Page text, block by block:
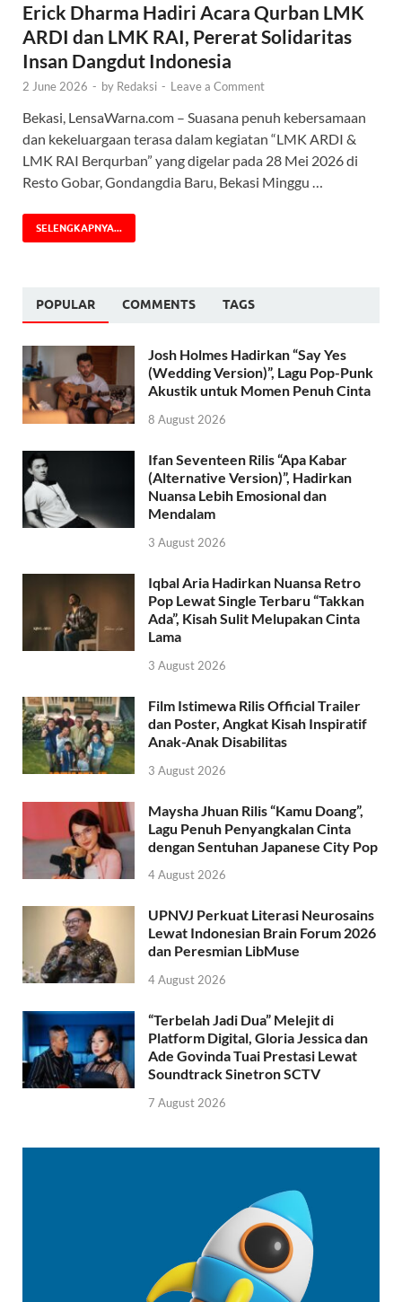
Erick Dharma Hadiri Acara Qurban LMK
ARDI dan LMK RAI, Pererat Solidaritas
Insan Dangdut Indonesia
2 June 2026 - by Redaksi - Leave a Comment
Bekasi, LensaWarna.com – Suasana penuh kebersamaan
dan kekeluargaan terasa dalam kegiatan “LMK ARDI &
LMK RAI Berqurban” yang digelar pada 28 Mei 2026 di
Resto Gobar, Gondangdia Baru, Bekasi Minggu …
SELENGKAPNYA...
POPULAR COMMENTS TAGS
Josh Holmes Hadirkan “Say Yes
(Wedding Version)”, Lagu Pop-Punk
Akustik untuk Momen Penuh Cinta
8 August 2026
Ifan Seventeen Rilis “Apa Kabar
(Alternative Version)”, Hadirkan
Nuansa Lebih Emosional dan
Mendalam
3 August 2026
Iqbal Aria Hadirkan Nuansa Retro
Pop Lewat Single Terbaru “Takkan
Ada”, Kisah Sulit Melupakan Cinta
Lama
3 August 2026
Film Istimewa Rilis Official Trailer
dan Poster, Angkat Kisah Inspiratif
Anak-Anak Disabilitas
3 August 2026
Maysha Jhuan Rilis “Kamu Doang”,
Lagu Penuh Penyangkalan Cinta
dengan Sentuhan Japanese City Pop
4 August 2026
UPNVJ Perkuat Literasi Neurosains
Lewat Indonesian Brain Forum 2026
dan Peresmian LibMuse
4 August 2026
“Terbelah Jadi Dua” Melejit di
Platform Digital, Gloria Jessica dan
Ade Govinda Tuai Prestasi Lewat
Soundtrack Sinetron SCTV
7 August 2026